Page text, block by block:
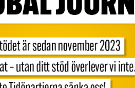
att kritisera officerare som gör
artikeln var den israeliska
för det högerextrema partiet
palestinier.
Västbanken,kan komma